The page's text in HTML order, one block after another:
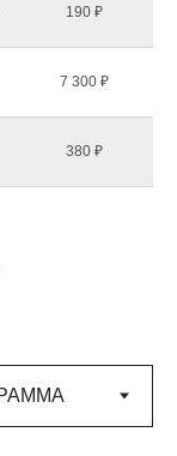
190 ₽
7 300 ₽
380 ₽